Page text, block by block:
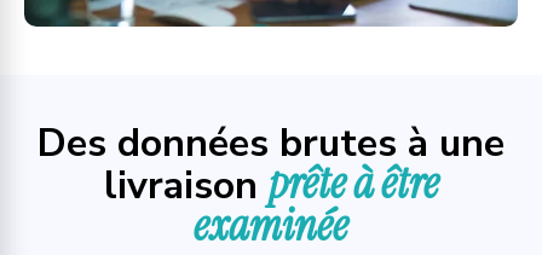
Des données brutes à une
livraison prête à être
examinée